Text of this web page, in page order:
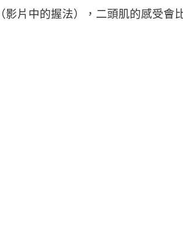
（影片中的握法），二頭肌的感受會